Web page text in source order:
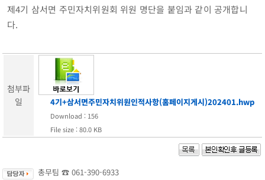
설립목적및주요사업
정관
대학생 등록금 지원사업
기부금 모금액 및 활용 실적
홍보자료
온라인 명예의 전당
유관기관(공익제보) 안내
남면
제4기 삼서면 주민자치위원회 위원 명단을 붙임과 같이 공개합니
다.
첨부파
일
4기+삼서면주민자치위원인적사항(홈페이지게시)202401.hwp
Download : 156
File size : 80.0 KB
총무팀 ☎ 061-390-6933